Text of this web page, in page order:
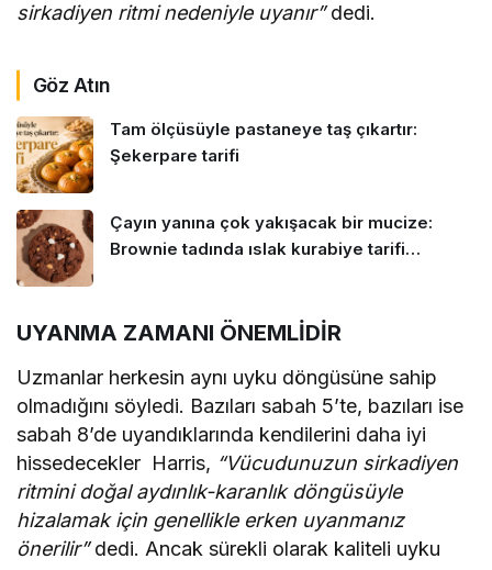
sirkadiyen ritmi nedeniyle uyanır”dedi.
Göz Atın
Tam ölçüsüyle pastaneye taş çıkartır:
Şekerpare tarifi
Çayın yanına çok yakışacak bir mucize:
Brownie tadında ıslak kurabiye tarifi…
UYANMA ZAMANI ÖNEMLİDİR
Uzmanlar herkesin aynı uyku döngüsüne sahip
olmadığını söyledi. Bazıları sabah 5’te, bazıları ise
sabah 8’de uyandıklarında kendilerini daha iyi
hissedecekler Harris, “Vücudunuzun sirkadiyen
ritmini doğal aydınlık-karanlık döngüsüyle
hizalamak için genellikle erken uyanmanız
önerilir”dedi. Ancak sürekli olarak kaliteli uyku